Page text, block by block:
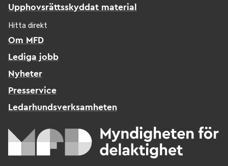
Upphovsrättsskyddat material
Hitta direkt
Om MFD
Lediga jobb
Nyheter
Presservice
Ledarhundsverksamheten